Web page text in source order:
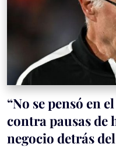
“No se pensó en
contra pausas de
negocio detrás